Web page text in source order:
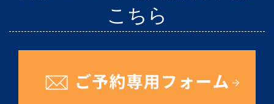
こちら